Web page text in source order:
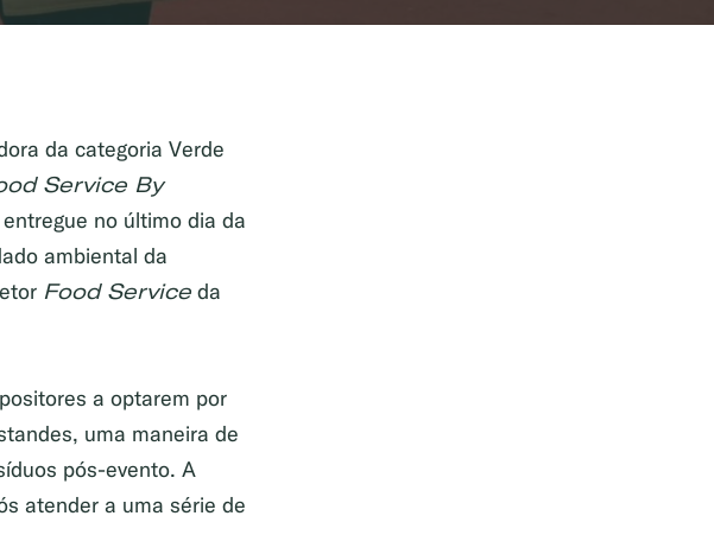
da categoria Verde
Service By
no último dia da
ambiental da
Food Service da
a optarem por
uma maneira de
pós-evento. A
atender a uma série de